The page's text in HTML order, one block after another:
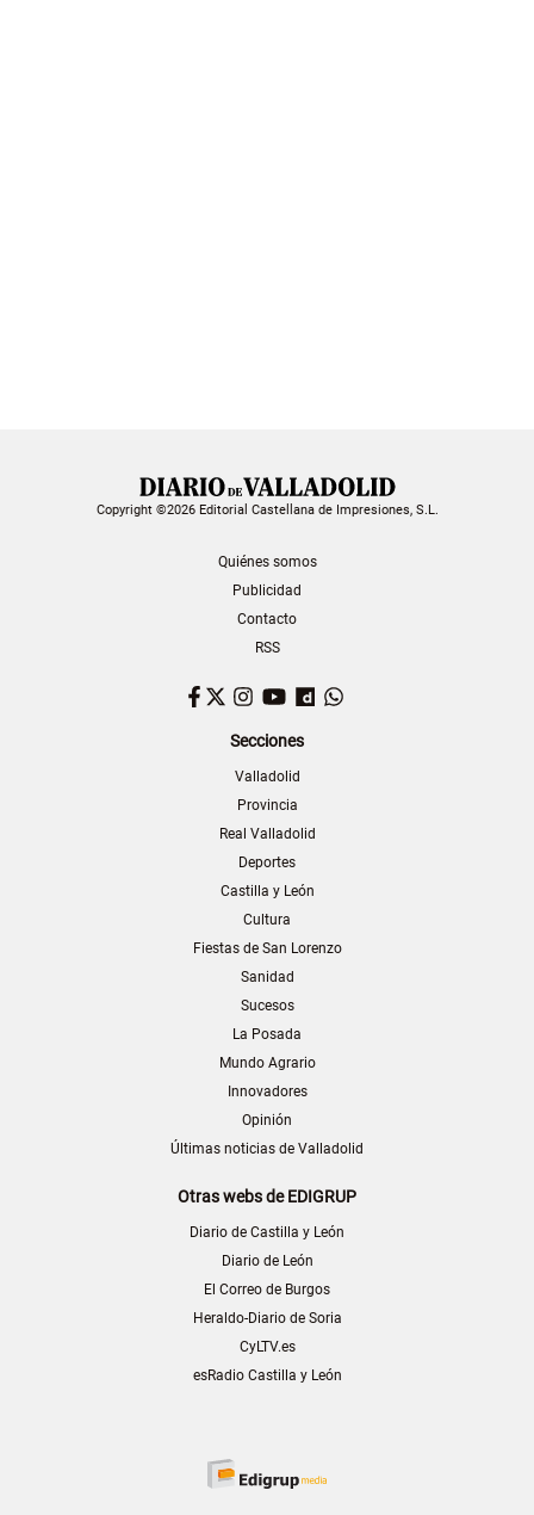
Copyright ©2026 Editorial Castellana de Impresiones, S.L.
Quiénes somos
Publicidad
Contacto
RSS
Facebook
TwitterInstagram
YouTubeDailymotion
Secciones
Valladolid
Provincia
Real Valladolid
Deportes
Castilla y León
Cultura
Fiestas de San Lorenzo
Sanidad
Sucesos
La Posada
Mundo Agrario
Innovadores
Opinión
Últimas noticias de Valladolid
Otras webs de EDIGRUP
Diario de Castilla y León
Diario de León
El Correo de Burgos
Heraldo-Diario de Soria
CyLTV.es
esRadio Castilla y León